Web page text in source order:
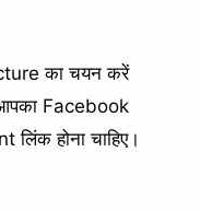
का चयन करें
Facebook
होना चाहिए।